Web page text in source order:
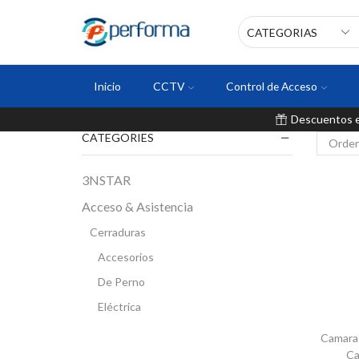
Inicio CCTV Control de Acceso
Descuentos
CATEGORIES
3NSTAR
Acceso & Asistencia
Cerraduras
Accesorios
De Perno
Eléctrica